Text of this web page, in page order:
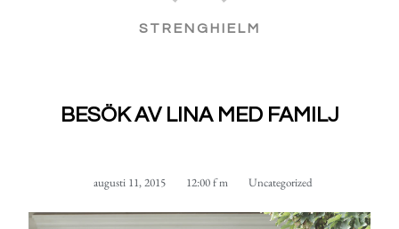
STRENGHIELM
BESÖK AV LINA MED FAMILJ
augusti 11, 2015 12:00 f m Uncategorized